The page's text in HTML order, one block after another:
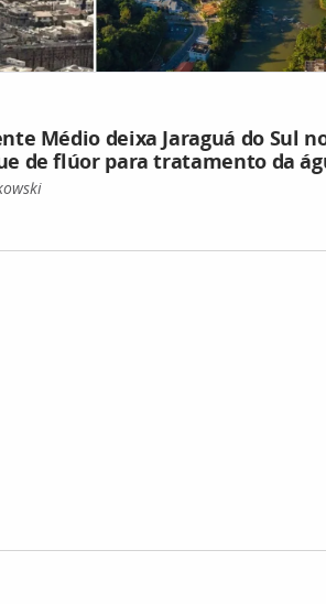
Médio deixa Jaraguá do Sul
de flúor para tratamento da